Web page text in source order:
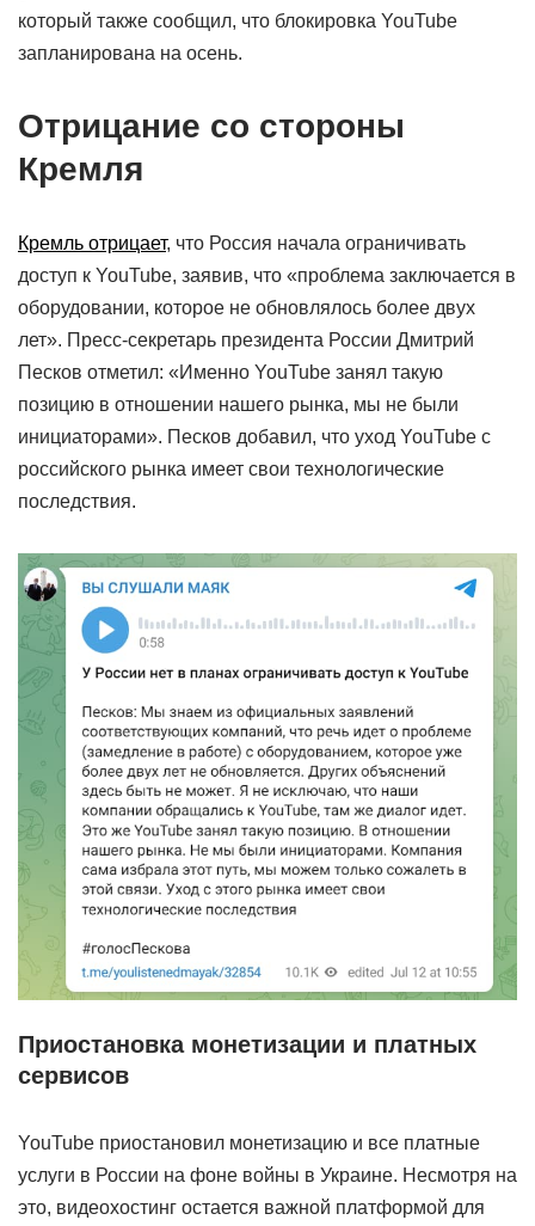
который также сообщил, что блокировка YouTube
запланирована на осень.
Отрицание со стороны
Кремля
Кремль отрицает, что Россия начала ограничивать
доступ к YouTube, заявив, что «проблема заключается в
оборудовании, которое не обновлялось более двух
лет». Пресс-секретарь президента России Дмитрий
Песков отметил: «Именно YouTube занял такую
позицию в отношении нашего рынка, мы не были
инициаторами». Песков добавил, что уход YouTube с
российского рынка имеет свои технологические
последствия.
Приостановка монетизации и платных
сервисов
YouTube приостановил монетизацию и все платные
услуги в России на фоне войны в Украине. Несмотря на
это, видеохостинг остается важной платформой для